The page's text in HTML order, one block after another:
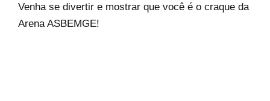
Venha se divertir e mostrar que você é o craque da
Arena ASBEMGE!